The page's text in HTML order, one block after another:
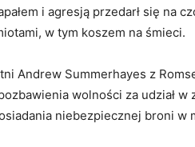
i agresją przedarł się na
w tym koszem na śmieci.
Andrew Summerhayes z
wolności za udział w
niebezpiecznej broni w